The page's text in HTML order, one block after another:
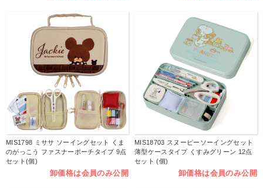
MIS1798 ミササ ソーイングセット くま
のがっこう ファスナーポーチタイプ 9点
セット(個)
卸価格は会員のみ公開
MIS18703 スヌーピーソーイングセット
薄型ケースタイプ くすみグリーン 12点
セット (個)
卸価格は会員のみ公開